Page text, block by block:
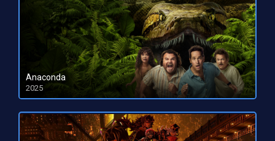
Anaconda
2025
HD 1080pHD 720p